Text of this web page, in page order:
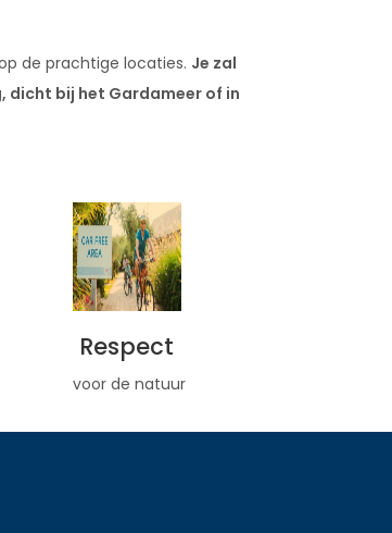
de prachtige locaties. Je zal
dicht bij het Gardameer of in
Respect
voor de natuur